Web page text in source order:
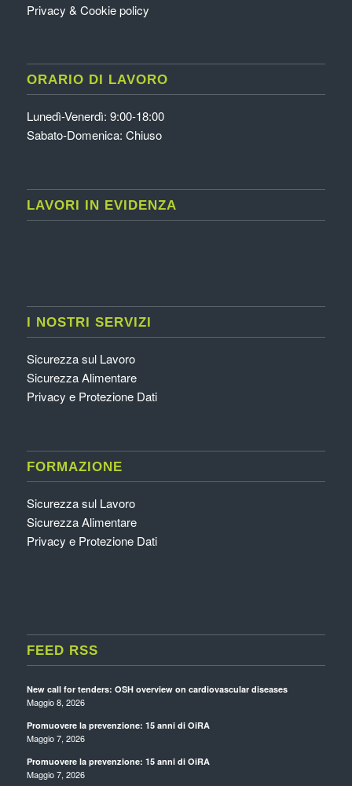
Privacy & Cookie policy
ORARIO DI LAVORO
Lunedì-Venerdì: 9:00-18:00
Sabato-Domenica: Chiuso
LAVORI IN EVIDENZA
I NOSTRI SERVIZI
Sicurezza sul Lavoro
Sicurezza Alimentare
Privacy e Protezione Dati
FORMAZIONE
Sicurezza sul Lavoro
Sicurezza Alimentare
Privacy e Protezione Dati
FEED RSS
New call for tenders: OSH overview on cardiovascular diseases
Maggio 8, 2026
Promuovere la prevenzione: 15 anni di OiRA
Maggio 7, 2026
Promuovere la prevenzione: 15 anni di OiRA
Maggio 7, 2026